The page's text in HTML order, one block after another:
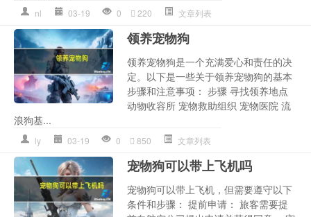
nl 03-19 0 220 文章列表
领养宠物狗
领养宠物狗是一个充满爱心和责任的决
定。以下是一些关于领养宠物狗的基本
步骤和注意事项： 步骤 寻找领养地点
动物收容所 宠物救助组织 宠物医院 流
浪狗基...
ly 03-19 0 850 文章列表
宠物狗可以带上飞机吗
宠物狗可以带上飞机，但需要遵守以下
条件和步骤： 提前申请： 旅客需要提